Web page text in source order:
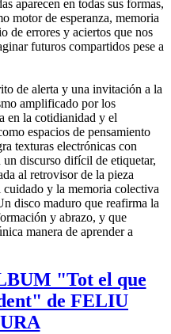
aparecen en todas sus formas,
motor de esperanza, memoria
de errores y aciertos que nos
futuros compartidos pese a
de alerta y una invitación a la
amplificado por los
en la cotidianidad y el
espacios de pensamiento
texturas electrónicas con
discurso difícil de etiquetar,
al retrovisor de la pieza
y la memoria colectiva
disco maduro que reafirma la
y abrazo, y que
manera de aprender a
"Tot el que
de FELIU